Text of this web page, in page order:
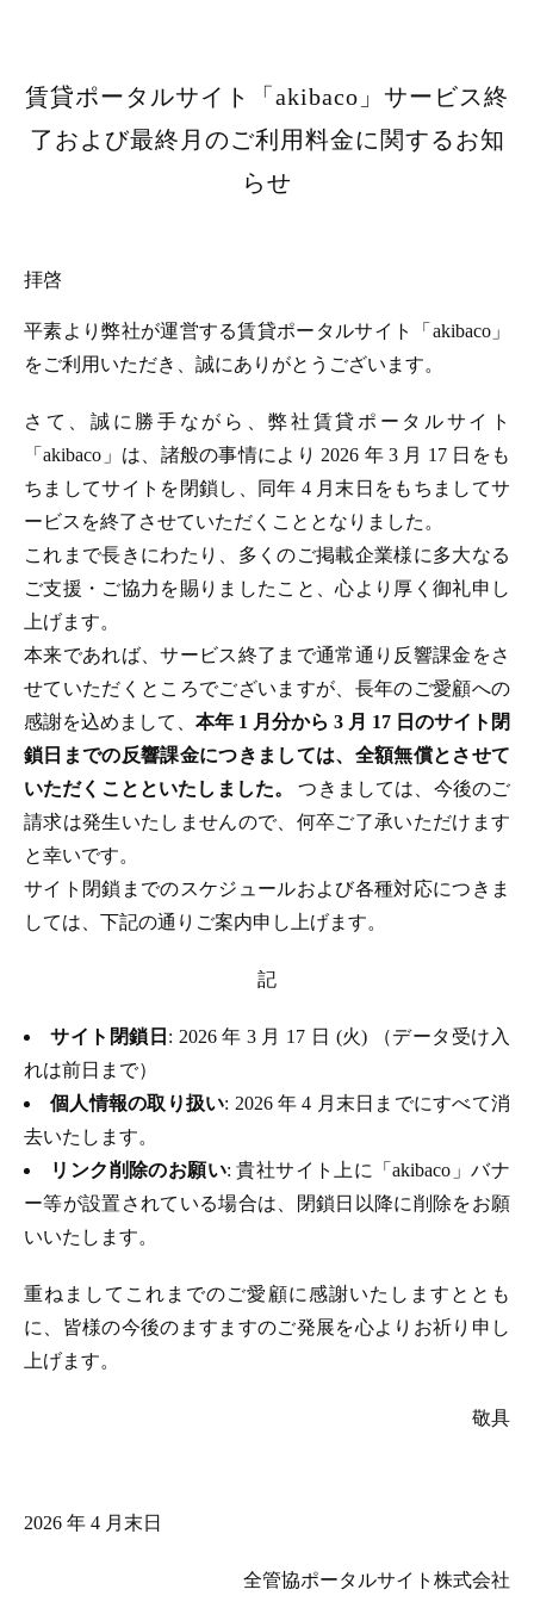
賃貸ポータルサイト「akibaco」サービス終
了および最終月のご利用料金に関するお知
らせ
拝啓
平素より弊社が運営する賃貸ポータルサイト「akibaco」
をご利用いただき、誠にありがとうございます。
さて、誠に勝手ながら、弊社賃貸ポータルサイト
「akibaco」は、諸般の事情により 2026 年 3 月 17 日をも
ちましてサイトを閉鎖し、同年 4 月末日をもちましてサ
ービスを終了させていただくこととなりました。
これまで長きにわたり、多くのご掲載企業様に多大なる
ご支援・ご協力を賜りましたこと、心より厚く御礼申し
上げます。
本来であれば、サービス終了まで通常通り反響課金をさ
せていただくところでございますが、長年のご愛顧への
感謝を込めまして、 本年 1 月分から 3 月 17 日のサイト閉
鎖日までの反響課金につきましては、全額無償とさせて
いただくことといたしました。つきましては、今後のご
請求は発生いたしませんので、何卒ご了承いただけます
と幸いです。
サイト閉鎖までのスケジュールおよび各種対応につきま
しては、下記の通りご案内申し上げます。
記
サイト閉鎖日 : 2026 年 3 月 17 日 (火) （データ受け入
れは前日まで）
個人情報の取り扱い: 2026 年 4 月末日までにすべて消
去いたします。
リンク削除のお願い: 貴社サイト上に「akibaco」バナ
ー等が設置されている場合は、閉鎖日以降に削除をお願
いいたします。
重ねましてこれまでのご愛顧に感謝いたしますととも
に、皆様の今後のますますのご発展を心よりお祈り申し
上げます。
敬具
2026 年 4 月末日
全管協ポータルサイト株式会社